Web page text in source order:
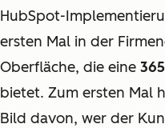
HubSpot-
ersten Mal in der
Oberfläche, die eine
bietet. Zum ersten Mal
Bild davon, wer der